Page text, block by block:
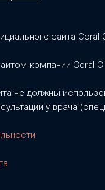
сайта Coral
компании Coral
не должны
у врача